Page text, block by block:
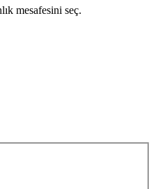
mesafesini seç.